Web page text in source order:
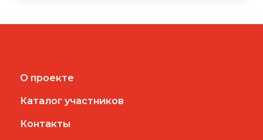
О проекте
Каталог участников
Контакты